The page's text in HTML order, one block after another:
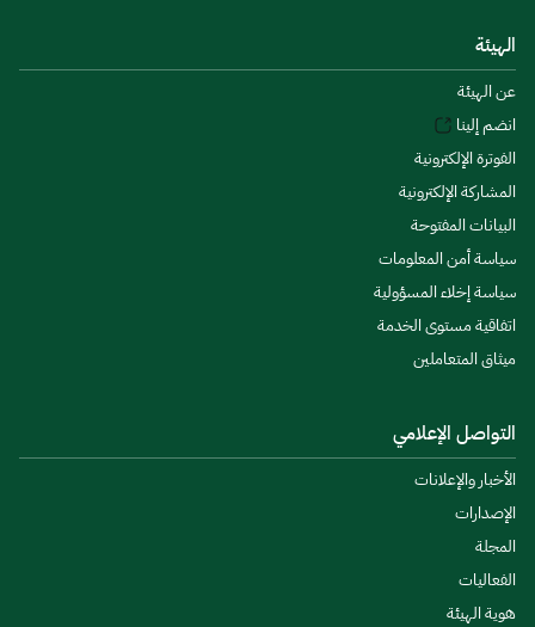
الهيئة
عن الهيئة
انضم إلينا
الفوترة الإلكترونية
المشاركة الإلكترونية
البيانات المفتوحة
سياسة أمن المعلومات
سياسة إخلاء المسؤولية
اتفاقية مستوى الخدمة
ميثاق المتعاملين
التواصل الإعلامي
الأخبار والإعلانات
الإصدارات
المجلة
الفعاليات
هوية الهيئة